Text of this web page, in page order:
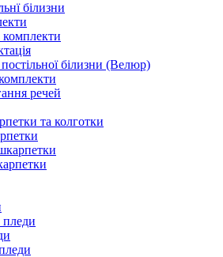
білизни
комплекти
білизни (Велюр)
речей
та колготки
пледи